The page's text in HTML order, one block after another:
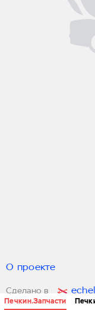
Печкин.Запчасти
О проекте
Сделано в